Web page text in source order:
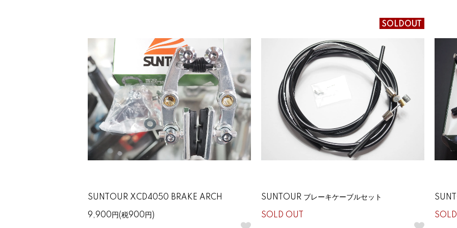
SUNTOUR XCD4050 BRAKE ARCH
9,900円(税900円)
SOLDOUT
SUNTOUR ブレーキケーブルセット
SOLD OUT